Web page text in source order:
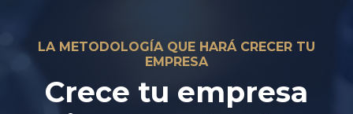
LA METODOLOGÍA QUE HARÁ CRECER TU
EMPRESA
Crece tu empresa